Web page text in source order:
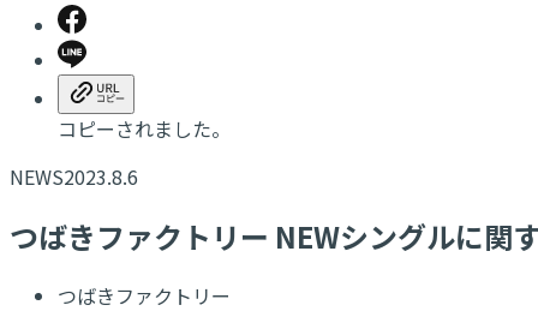
コピーされました。
NEWS2023.8.6
つばきファクトリー NEWシングルに関
つばきファクトリー